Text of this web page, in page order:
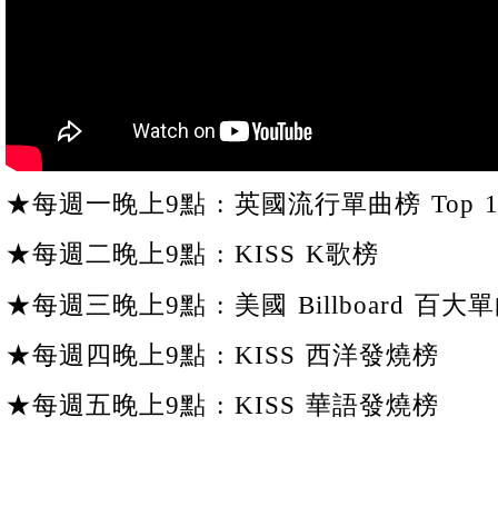
★每週一晚上9點 : 英國流行單曲榜 Top
★每週二晚上9點 : KISS K歌榜
★每週三晚上9點 : 美國 Billboard 百大
★每週四晚上9點 : KISS 西洋發燒榜
★每週五晚上9點 : KISS 華語發燒榜